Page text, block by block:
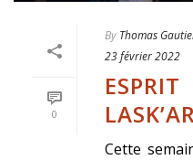
0
By Thomas
23 février 2022
Cette